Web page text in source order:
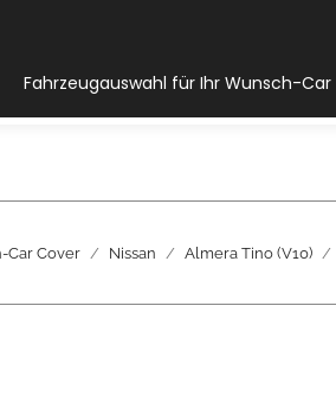
Fahrzeugauswahl für Ihr Wunsch-Car
Car Cover Nissan Almera Tino (V10)